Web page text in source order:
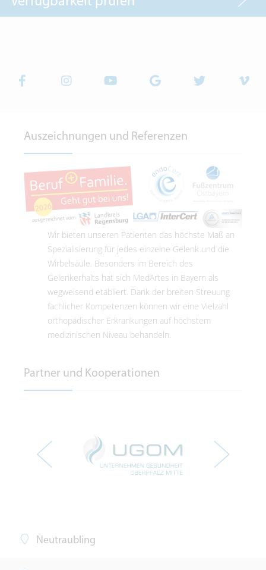
Auszeichnungen und Referenzen
Wir bieten unseren Patienten das höchste Maß an
Spezialisierung für jedes einzelne Gelenk und die
Wirbelsäule. Besonders im Bereich des
Gelenkerhalts hat sich MedArtes in Bayern als
wegweisend etabliert. Dank der breiten Streuung
fachlicher Kompetenzen können wir eine Vielzahl
orthopädischer Erkrankungen auf höchstem
medizinischen Niveau behandeln.
Partner und Kooperationen
Neutraubling